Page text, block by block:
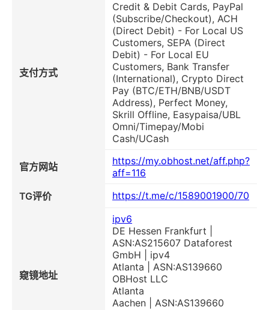
支付方式
Credit & Debit Cards, PayPal
(Subscribe/Checkout), ACH
(Direct Debit) - For Local US
Customers, SEPA (Direct
Debit) - For Local EU
Customers, Bank Transfer
(International), Crypto Direct
Pay (BTC/ETH/BNB/USDT
Address), Perfect Money,
Skrill Offline, Easypaisa/UBL
Omni/Timepay/Mobi
Cash/UCash
官方网站
https://my.obhost.net/aff.php?
aff=116
TG评价
https://t.me/c/1589001900/70
窥镜地址
ipv6
DE Hessen Frankfurt |
ASN:AS215607 Dataforest
GmbH | ipv4
Atlanta | ASN:AS139660
OBHost LLC
Atlanta
Aachen | ASN:AS139660